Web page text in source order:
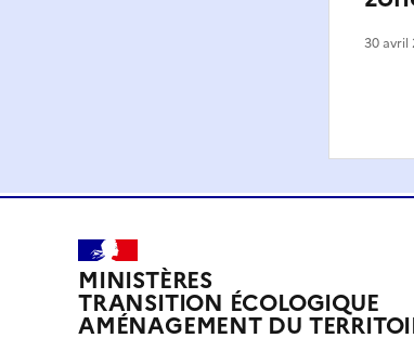
30 avril
MINISTÈRES
TRANSITION ÉCOLOGIQUE
AMÉNAGEMENT DU